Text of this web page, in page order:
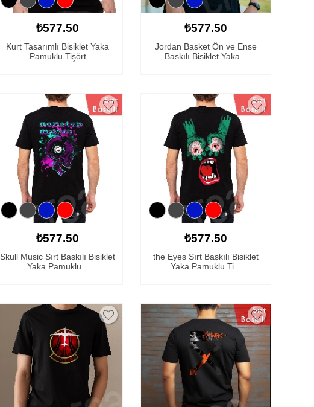
₺577.50
Kurt Tasarımlı Bisiklet Yaka
Pamuklu Tişört
₺577.50
Jordan Basket Ön ve Ense
Baskılı Bisiklet Yaka...
₺577.50
Skull Music Sırt Baskılı Bisiklet
Yaka Pamuklu...
₺577.50
the Eyes Sırt Baskılı Bisiklet
Yaka Pamuklu Ti...